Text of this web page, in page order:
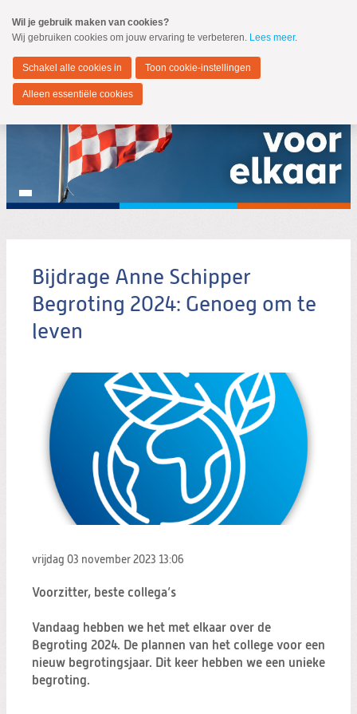
naar
Spring
de
inhoud
Spring
naar
hoofdmenu
Noord-Brabant
MENU
Zoeken:
Bijdrage Anne Schipper
Begroting 2024: Genoeg om te
leven
vrijdag 03 november 2023 13:06
Voorzitter, beste collega’s
Vandaag hebben we het met elkaar over de
Begroting 2024. De plannen van het college voor een
nieuw begrotingsjaar. Dit keer hebben we een unieke
begroting.
Wil je gebruik maken van cookies?
Wij gebruiken cookies om jouw ervaring te verbeteren. Lees meer.
Schakel alle cookies in Toon cookie-instellingen
Alleen essentiële cookies